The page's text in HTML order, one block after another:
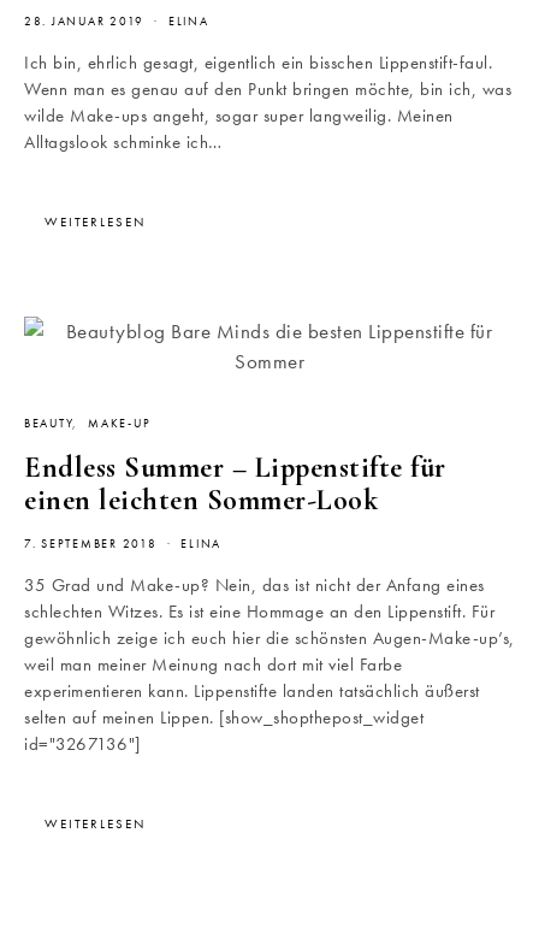
28. JANUAR 2019 ELINA
Ich bin, ehrlich gesagt, eigentlich ein bisschen Lippenstift-faul.
Wenn man es genau auf den Punkt bringen möchte, bin ich, was
wilde Make-ups angeht, sogar super langweilig. Meinen
Alltagslook schminke ich…
WEITERLESEN
BEAUTY MAKE-UP
Endless Summer – Lippenstifte für
einen leichten Sommer-Look
7. SEPTEMBER 2018 ELINA
35 Grad und Make-up? Nein, das ist nicht der Anfang eines
schlechten Witzes. Es ist eine Hommage an den Lippenstift. Für
gewöhnlich zeige ich euch hier die schönsten Augen-Make-up’s,
weil man meiner Meinung nach dort mit viel Farbe
experimentieren kann. Lippenstifte landen tatsächlich äußerst
selten auf meinen Lippen. [show_shopthepost_widget
id="3267136"]
WEITERLESEN